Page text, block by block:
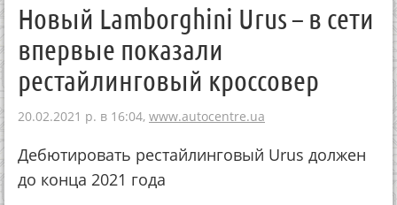
Новый Lamborghini Urus – в сети
впервые показали
рестайлинговый кроссовер
20.02.2021 р. в 16:04, www.autocentre.ua
Дебютировать рестайлинговый Urus должен
до конца 2021 года